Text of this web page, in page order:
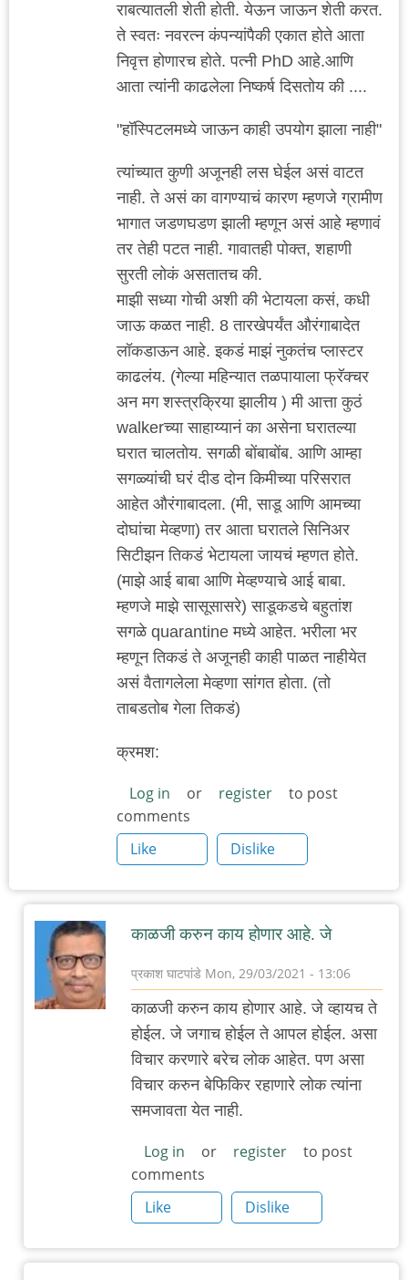
राबत्यातली शेती होती. येऊन जाऊन शेती करत.
ते स्वतः नवरत्न कंपन्यांपैकी एकात होते आता
निवृत्त होणारच होते. पत्नी PhD आहे.आणि
आता त्यांनी काढलेला निष्कर्ष दिसतोय की ....
"हॉस्पिटलमध्ये जाऊन काही उपयोग झाला नाही"
त्यांच्यात कुणी अजूनही लस घेईल असं वाटत
नाही. ते असं का वागण्याचं कारण म्हणजे ग्रामीण
भागात जडणघडण झाली म्हणून असं आहे म्हणावं
तर तेही पटत नाही. गावातही पोक्त, शहाणी
सुरती लोकं असतातच की.
माझी सध्या गोची अशी की भेटायला कसं, कधी
जाऊ कळत नाही. 8 तारखेपर्यंत औरंगाबादेत
लॉकडाऊन आहे. इकडं माझं नुकतंच प्लास्टर
काढलंय. (गेल्या महिन्यात तळपायाला फ्रॅक्चर
अन मग शस्त्रक्रिया झालीय ) मी आत्ता कुठं
walkerच्या साहाय्यानं का असेना घरातल्या
घरात चालतोय. सगळी बोंबाबोंब. आणि आम्हा
सगळ्यांची घरं दीड दोन किमीच्या परिसरात
आहेत औरंगाबादला. (मी, साडू आणि आमच्या
दोघांचा मेव्हणा) तर आता घरातले सिनिअर
सिटीझन तिकडं भेटायला जायचं म्हणत होते.
(माझे आई बाबा आणि मेव्हण्याचे आई बाबा.
म्हणजे माझे सासूसासरे) साडूकडचे बहुतांश
सगळे quarantine मध्ये आहेत. भरीला भर
म्हणून तिकडं ते अजूनही काही पाळत नाहीयेत
असं वैतागलेला मेव्हणा सांगत होता. (तो
ताबडतोब गेला तिकडं)
क्रमश:
Log in or register
to post
comments
Like
Dislike
काळजी करुन काय होणार आहे. जे
प्रकाश घाटपांडे Mon, 29/03/2021 - 13:06
In
reply
to
औरंगाबाद
आणि
मागचे
काही
दिवस
by
काळजी करुन काय होणार आहे. जे व्हायच ते
होईल. जे जगाच होईल ते आपल होईल. असा
विचार करणारे बरेच लोक आहेत. पण असा
विचार करुन बेफिकिर रहाणारे लोक त्यांना
समजावता येत नाही.
Log in or register
to post
comments
Like
Dislike